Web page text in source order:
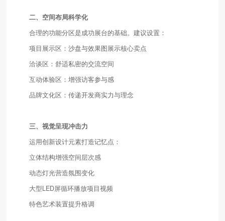
二、空间布局科学化
合理的功能分区是成功展台的基础。建议设置：
项目展示区：沙盘与效果图展示核心卖点
洽谈区：舒适私密的交流空间
互动体验区：增强访客参与感
品牌文化区：传递开发商实力与理念
三、视觉呈现冲击力
运用创新设计元素打造记忆点：
立体结构增强空间层次感
动态灯光营造氛围变化
大型LED屏循环播放项目视频
特色艺术装置提升格调